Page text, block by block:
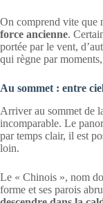
On comprend vite que
force ancienne.
portée par le vent,
qui règne par
Au sommet : entre
Arriver au sommet de
incomparable. Le
par temps clair, il est
loin.
Le « Chinois », nom
forme et ses parois